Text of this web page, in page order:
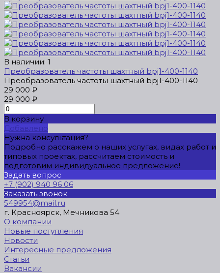
В наличии: 1
Преобразователь частоты шахтный bpj1-400-1140
Преобразователь частоты шахтный bpj1-400-1140
29 000 ₽
29 000 ₽
В корзину
Добавлено
Нужна консультация?
Подробно расскажем о наших услугах, видах работ и
типовых проектах, рассчитаем стоимость и
подготовим индивидуальное предложение!
Задать вопрос
+7 (902) 940 96 06
Заказать звонок
549954@mail.ru
г. Красноярск, Мечникова 54
О компании
Новые поступления
Новости
Интересные предложения
Статьи
Вакансии